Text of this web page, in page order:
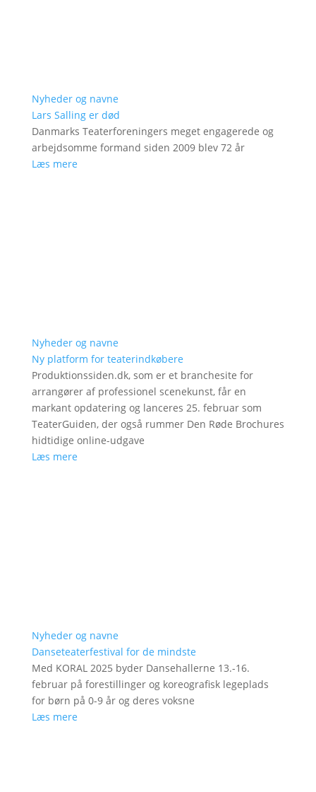
Nyheder og navne
Lars Salling er død
Danmarks Teaterforeningers meget engagerede og
arbejdsomme formand siden 2009 blev 72 år
Læs mere
Nyheder og navne
Ny platform for teaterindkøbere
Produktionssiden.dk, som er et branchesite for
arrangører af professionel scenekunst, får en
markant opdatering og lanceres 25. februar som
TeaterGuiden, der også rummer Den Røde Brochures
hidtidige online-udgave
Læs mere
Nyheder og navne
Danseteaterfestival for de mindste
Med KORAL 2025 byder Dansehallerne 13.-16.
februar på forestillinger og koreografisk legeplads
for børn på 0-9 år og deres voksne
Læs mere